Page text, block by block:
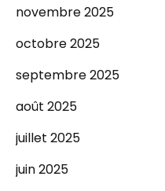
novembre 2025
octobre 2025
septembre 2025
août 2025
juillet 2025
juin 2025